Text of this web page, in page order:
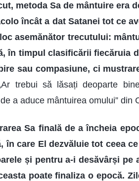
metoda Sa de mântuire era
încât a dat Satanei tot ce
asemănător trecutului:
în timpul clasificării fiecăruia
sau compasiune, ci
trebui să lăsați deoparte
a aduce mântuirea omului” din
Sa finală de a încheia
în care El dezvăluie tot ceea
și pentru a-i desăvârși
poate finaliza o epocă.